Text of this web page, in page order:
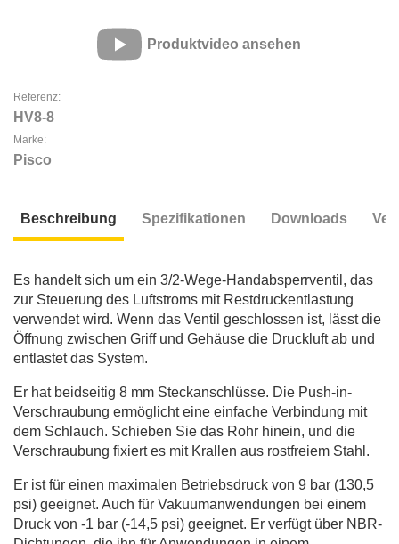
Produktvideo ansehen
Referenz:
HV8-8
Marke:
Pisco
Beschreibung Spezifikationen Downloads
Es handelt sich um ein 3/2-Wege-Handabsperrventil, das
zur Steuerung des Luftstroms mit Restdruckentlastung
verwendet wird. Wenn das Ventil geschlossen ist, lässt die
Öffnung zwischen Griff und Gehäuse die Druckluft ab und
entlastet das System.
Er hat beidseitig 8 mm Steckanschlüsse. Die Push-in-
Verschraubung ermöglicht eine einfache Verbindung mit
dem Schlauch. Schieben Sie das Rohr hinein, und die
Verschraubung fixiert es mit Krallen aus rostfreiem Stahl.
Er ist für einen maximalen Betriebsdruck von 9 bar (130,5
psi) geeignet. Auch für Vakuumanwendungen bei einem
Druck von -1 bar (-14,5 psi) geeignet. Er verfügt über NBR-